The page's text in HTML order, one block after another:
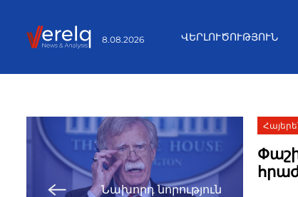
8.08.2026 ՎԵՐԼՈՒԾՈՒԹՅՈՒՆ
Նախորդ նորություն